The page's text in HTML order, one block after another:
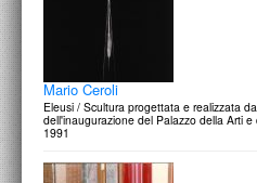
Mario Ceroli
Eleusi / Scultura progettata e realizzata
dell'inaugurazione del Palazzo della Arti
1991